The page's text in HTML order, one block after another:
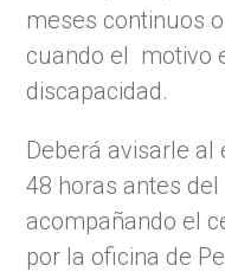
meses continuos
cuando el motivo
discapacidad.
Deberá avisarle
48 horas antes
acompañando el
por la oficina de